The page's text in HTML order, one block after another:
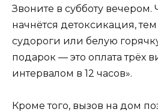
Звоните в субботу вечером.
начнётся детоксикация,
судороги или белую
подарок — это оплата трёх
интервалом в 12 часов».
Кроме того, вызов на дом